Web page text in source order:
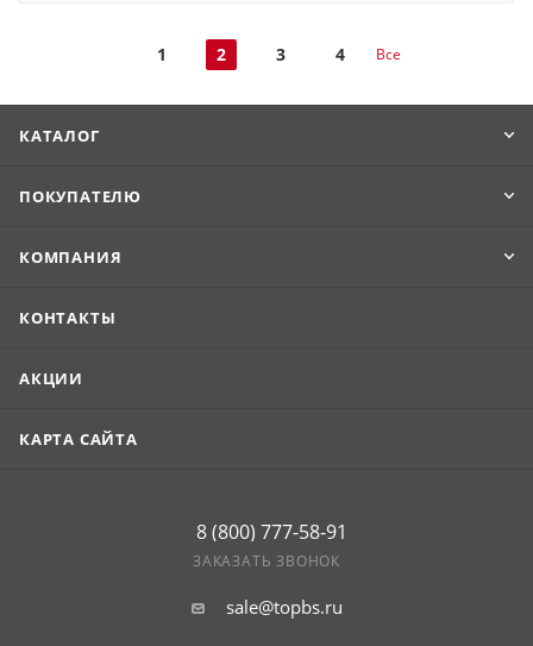
1 2 3 4 Все
КАТАЛОГ
ПОКУПАТЕЛЮ
КОМПАНИЯ
КОНТАКТЫ
АКЦИИ
КАРТА САЙТА
8 (800) 777-58-91
ЗАКАЗАТЬ ЗВОНОК
sale@topbs.ru